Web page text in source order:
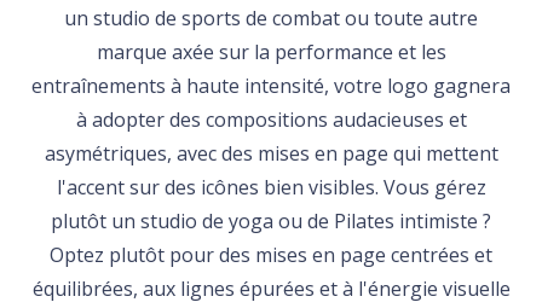
un studio de sports de combat ou toute autre
marque axée sur la performance et les
entraînements à haute intensité, votre logo gagnera
à adopter des compositions audacieuses et
asymétriques, avec des mises en page qui mettent
l'accent sur des icônes bien visibles. Vous gérez
plutôt un studio de yoga ou de Pilates intimiste ?
Optez plutôt pour des mises en page centrées et
équilibrées, aux lignes épurées et à l'énergie visuelle